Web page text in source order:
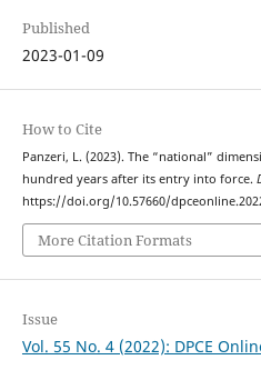
Published
2023-01-09
How to Cite
Panzeri, L. (2023). The “national”
hundred years after its entry into force.
https://doi.org/10.57660/
More Citation Formats
Issue
Vol. 55 No. 4 (2022): DPCE